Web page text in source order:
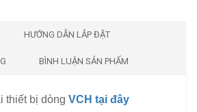
HƯỚNG DẪN LẮP ĐẶT
BÌNH LUẬN SẢN PHẨM
thiết bị dòng VCH tại đây